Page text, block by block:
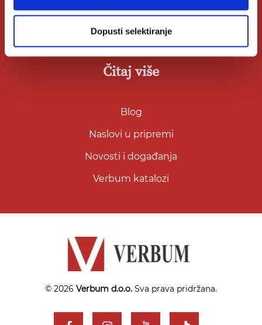
Dopusti selektiranje
Izjava o privatnosti
Zahtjev za raskid ugovora
Čitaj više
Blog
Naslovi u pripremi
Novosti i događanja
Verbum katalozi
© 2026 Verbum d.o.o. Sva prava pridržana.